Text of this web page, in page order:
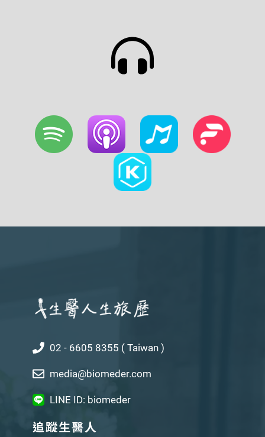
02 - 6605 8355 ( Taiwan )
media@biomeder.com
LINE ID: biomeder
追蹤生醫人